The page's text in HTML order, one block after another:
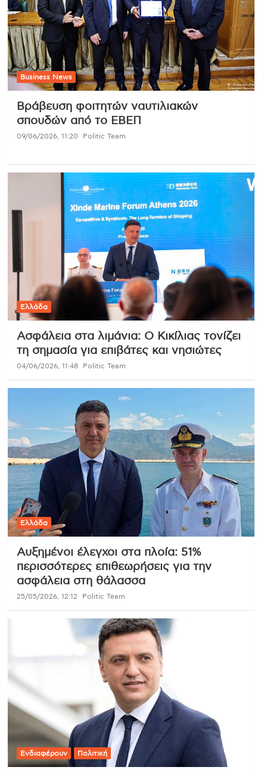
Business News
Βράβευση φοιτητών ναυτιλιακών
σπουδών από το ΕΒΕΠ
09/06/2026, 11:20 Politic Team
Ελλάδα
Ασφάλεια στα λιμάνια: Ο Κικίλιας τονίζει
τη σημασία για επιβάτες και νησιώτες
04/06/2026, 11:48 Politic Team
Ελλάδα
Αυξημένοι έλεγχοι στα πλοία: 51%
περισσότερες επιθεωρήσεις για την
ασφάλεια στη θάλασσα
25/05/2026, 12:12 Politic Team
Ενδιαφέρουν Πολιτική